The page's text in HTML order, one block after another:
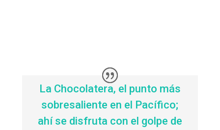
La Chocolatera, el punto más
sobresaliente en el Pacífico;
ahí se disfruta con el golpe de